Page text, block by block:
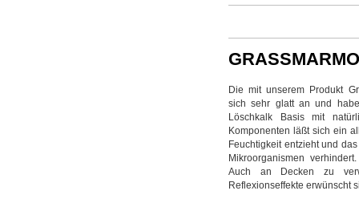
Die mit unserem Produkt
sich sehr glatt an und
Löschkalk Basis mit
Komponenten läßt sich ein
Feuchtigkeit entzieht und
Mikroorganismen
Auch an Decken zu
Reflexionseffekte erwünscht